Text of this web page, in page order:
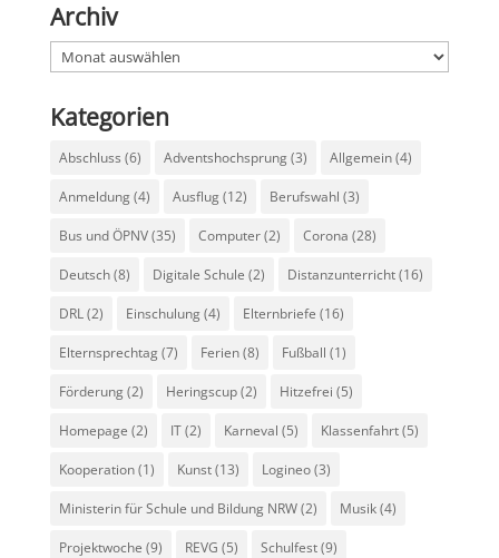
Archiv
Archiv
Kategorien
Abschluss (6) Adventshochsprung(3) Allgemein(4)
Anmeldung(4) Ausflug(12) Berufswahl (3)
Bus und ÖPNV(35) Computer(2) Corona (28)
Deutsch(8) Digitale Schule (2) Distanzunterricht(16)
DRL(2) Einschulung(4) Elternbriefe (16)
Elternsprechtag(7) Ferien(8) Fußball (1)
Förderung(2) Heringscup(2) Hitzefrei (5)
Homepage (2) IT(2) Karneval (5) Klassenfahrt(5)
Kooperation(1) Kunst(13) Logineo(3)
Ministerin für Schule und Bildung NRW(2) Musik(4)
Projektwoche (9) REVG (5) Schulfest(9)